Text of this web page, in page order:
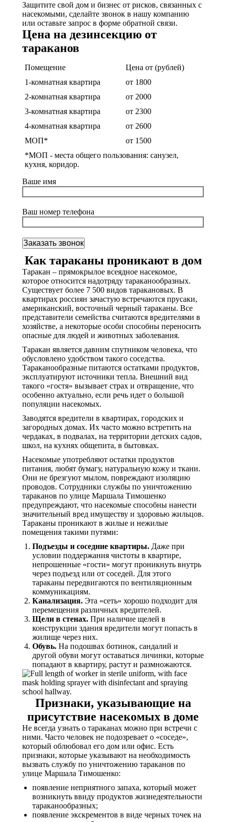
Защитите свой дом и бизнес от рисков, связанных с
насекомыми, сделайте звонок в нашу компанию
или оставьте запрос в форме обратной связи.
Цена на дезинсекцию от
тараканов
Помещение
Цена от (рублей)
1-комнатная квартира
от 1800
2-комнатная квартира
от 2000
3-комнатная квартира
от 2300
4-комнатная квартира
от 2600
МОП*
от 1500
*МОП - места общего пользования: санузел,
кухня, коридор.
Ваше имя
Ваш номер телефона
Как тараканы проникают в дом
Таракан – прямокрылое всеядное насекомое,
которое относится надотряду тараканообразных.
Существует более 7 500 видов таракановых. В
квартирах россиян зачастую встречаются прусаки,
американский, восточный черный тараканы. Все
представители семейства считаются вредителями в
хозяйстве, а некоторые особи способны переносить
опасные для людей и животных заболевания.
Таракан является давним спутником человека, что
обусловлено удобством такого соседства.
Тараканообразные питаются остатками продуктов,
эксплуатируют источники тепла. Внешний вид
такого «гостя» вызывает страх и отвращение, что
особенно актуально, если речь идет о большой
популяции насекомых.
Заводятся вредители в квартирах, городских и
загородных домах. Их часто можно встретить на
чердаках, в подвалах, на территории детских садов,
школ, на кухнях общепита, в бытовках.
Насекомые употребляют остатки продуктов
питания, любят бумагу, натуральную кожу и ткани.
Они не брезгуют мылом, повреждают изоляцию
проводов. Сотрудники службы по уничтожению
тараканов по улице Маршала Тимошенко
предупреждают, что насекомые способны нанести
значительный вред имуществу и здоровью жильцов.
Тараканы проникают в жилые и нежилые
помещения такими путями:
Подъезды и соседние квартиры. Даже при
условии поддержания чистоты в квартире,
непрошенные «гости» могут проникнуть внутрь
через подъезд или от соседей. Для этого
тараканы передвигаются по вентиляционным
коммуникациям.
Канализация. Эта «сеть» хорошо подходит для
перемещения различных вредителей.
Щели в стенах. При наличие щелей в
конструкции здания вредители могут попасть в
жилище через них.
Обувь. На подошвах ботинок, сандалий и
другой обуви могут оставаться личинки, которые
попадают в квартиру, растут и размножаются.
Признаки, указывающие на
присутствие насекомых в доме
Не всегда узнать о тараканах можно при встречи с
ними. Часто человек не подозревает о «соседе»,
который облюбовал его дом или офис. Есть
признаки, которые указывают на необходимость
вызвать службу по уничтожению тараканов по
улице Маршала Тимошенко:
появление неприятного запаха, который может
возникнуть ввиду продуктов жизнедеятельности
тараканообразных;
появление экскрементов в виде черных точек на